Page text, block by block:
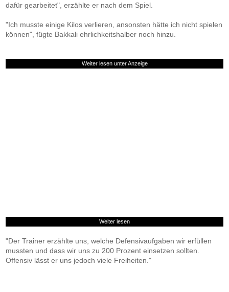
dafür gearbeitet", erzählte er nach dem Spiel.
"Ich musste einige Kilos verlieren, ansonsten hätte ich nicht spielen
können", fügte Bakkali ehrlichkeitshalber noch hinzu.
Weiter lesen unter Anzeige
Weiter lesen
"Der Trainer erzählte uns, welche Defensivaufgaben wir erfüllen
mussten und dass wir uns zu 200 Prozent einsetzen sollten.
Offensiv lässt er uns jedoch viele Freiheiten."